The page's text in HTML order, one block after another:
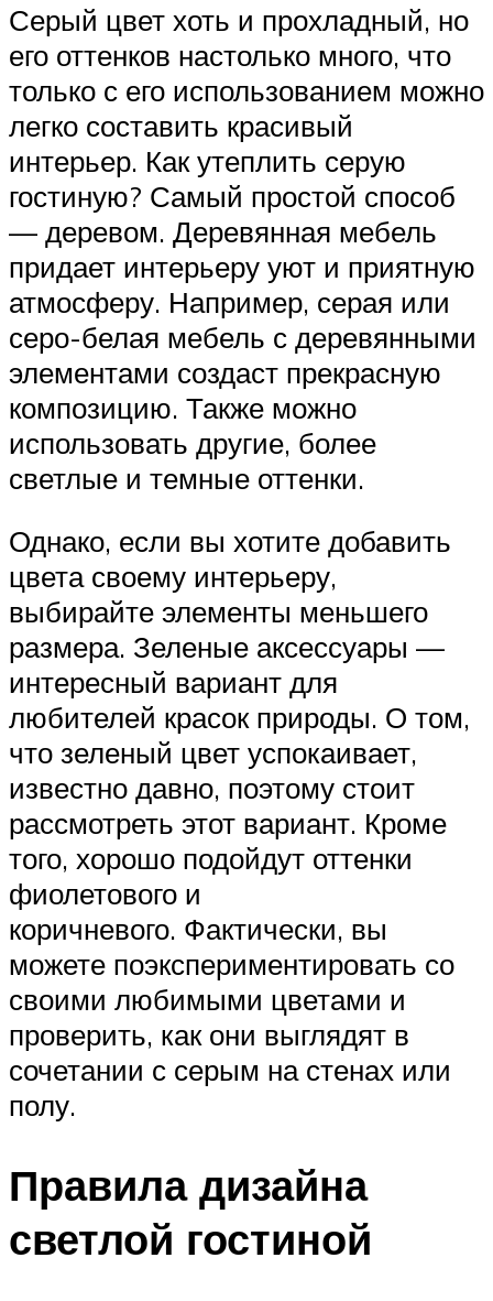
Серый цвет хоть и прохладный, но
его оттенков настолько много, что
только с его использованием можно
легко составить красивый
интерьер. Как утеплить серую
гостиную? Самый простой способ
— деревом. Деревянная мебель
придает интерьеру уют и приятную
атмосферу. Например, серая или
серо-белая мебель с деревянными
элементами создаст прекрасную
композицию. Также можно
использовать другие, более
светлые и темные оттенки.
Однако, если вы хотите добавить
цвета своему интерьеру,
выбирайте элементы меньшего
размера. Зеленые аксессуары —
интересный вариант для
любителей красок природы. О том,
что зеленый цвет успокаивает,
известно давно, поэтому стоит
рассмотреть этот вариант. Кроме
того, хорошо подойдут оттенки
фиолетового и
коричневого. Фактически, вы
можете поэкспериментировать со
своими любимыми цветами и
проверить, как они выглядят в
сочетании с серым на стенах или
полу.
Правила дизайна
светлой гостиной